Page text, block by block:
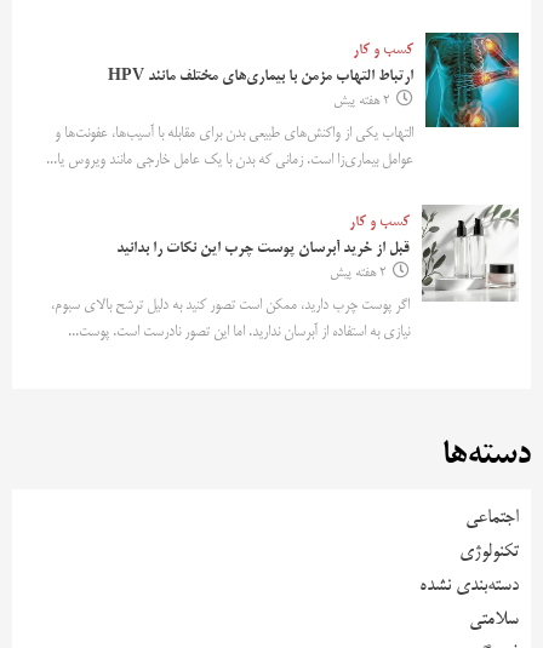
کسب و کار
ارتباط التهاب مزمن با بیماری‌های مختلف مانند HPV
2 هفته پیش
التهاب یکی از واکنش‌های طبیعی بدن برای مقابله با آسیب‌ها، عفونت‌ها و
عوامل بیماری‌زا است. زمانی که بدن با یک عامل خارجی مانند ویروس یا...
کسب و کار
قبل از خرید آبرسان پوست چرب این نکات را بدانید
2 هفته پیش
اگر پوست چرب دارید، ممکن است تصور کنید به دلیل ترشح بالای سبوم،
نیازی به استفاده از آبرسان ندارید. اما این تصور نادرست است. پوست...
دسته‌ها
اجتماعی
تکنولوژی
دسته‌بندی نشده
سلامتی